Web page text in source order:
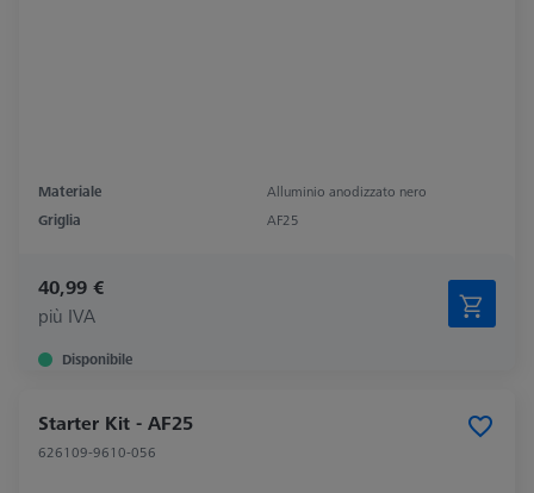
Materiale
Alluminio anodizzato nero
Griglia
AF25
40,99 €
più IVA
Disponibile
Starter Kit - AF25
626109-9610-056